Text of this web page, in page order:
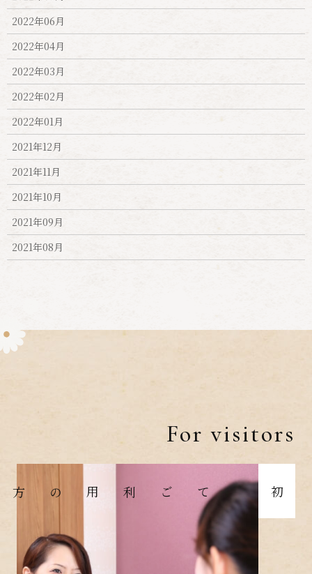
2022年06月
2022年04月
2022年03月
2022年02月
2022年01月
2021年12月
2021年11月
2021年10月
2021年09月
2021年08月
For visitors